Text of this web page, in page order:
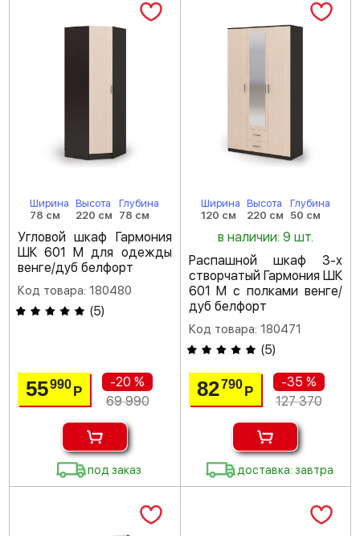
Ширина
78 см
Высота
220 см
Глубина
78 см
Угловой шкаф Гармония
ШК 601 М для одежды
венге/дуб белфорт
Код товара: 180480
(5)
55990Р
-20 %
69 990
под заказ
Ширина
120 см
Высота
220 см
Глубина
50 см
в наличии: 9 шт.
Распашной шкаф 3-х
створчатый Гармония ШК
601 М с полками венге/
дуб белфорт
Код товара: 180471
(5)
82790 Р
-35 %
127 370
доставка: завтра